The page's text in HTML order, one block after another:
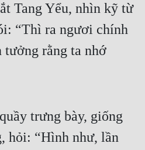
Tang Yểu, nhìn kỹ từ
“Thì ra ngươi chính
tưởng rằng ta nhớ
trưng bày, giống
hỏi: “Hình như, lần